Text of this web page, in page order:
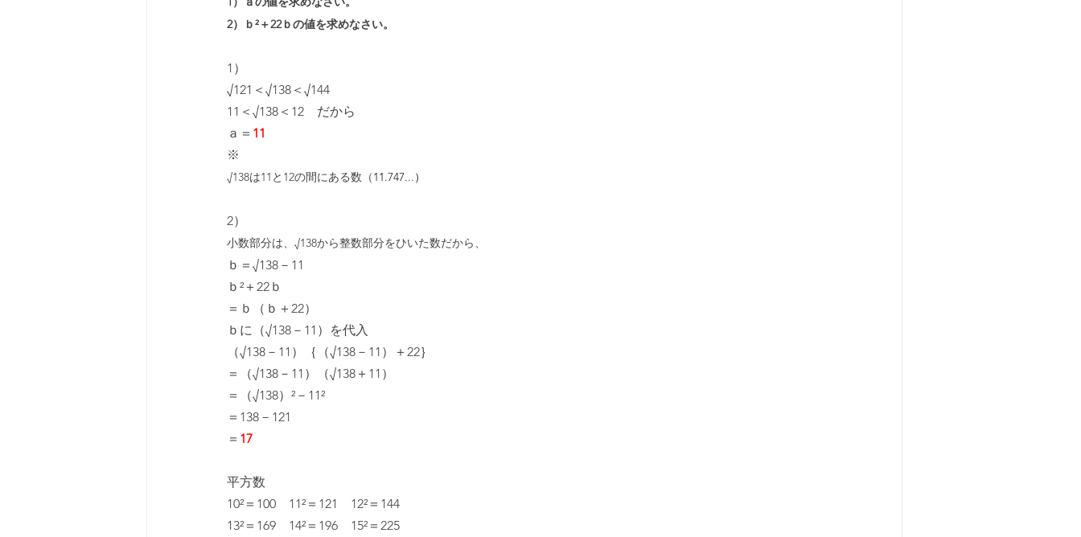
2）ｂ²＋22ｂの値を求めなさい。
1）
√121＜√138＜√144
11＜√138＜12　だから
ａ＝ 11
※
√138は11と12の間にある数（11.747...）
2）
小数部分は、√138から整数部分をひいた数だから、
ｂ＝√138－11
ｂ²＋22ｂ
＝ｂ（ｂ＋22）
ｂに（√138－11）を代入
（√138－11）｛（√138－11）＋22｝
＝（√138－11）（√138＋11）
＝（√138）²－11²
＝138－121
＝ 17
平方数
10²＝100　11²＝121　12²＝144
13²＝169　14²＝196　15²＝225